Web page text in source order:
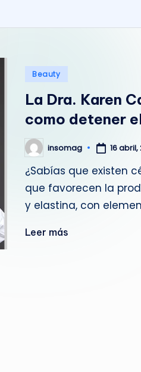
Publicado
Beauty
La Dra. Karen
como detener
Publicado
por
insomag 16
¿Sabías que existen
que favorecen la
y elastina, con
Leer más